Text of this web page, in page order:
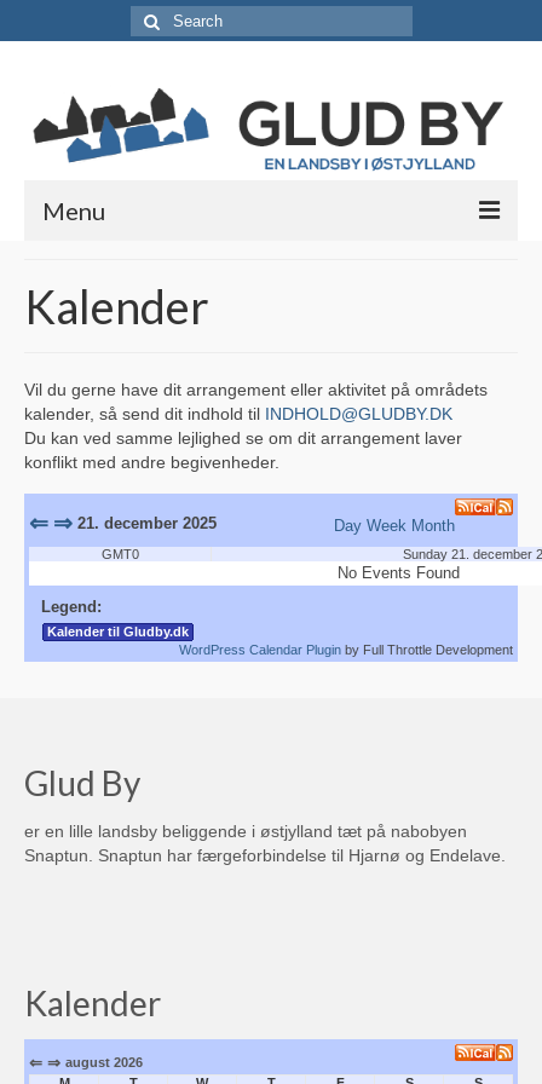
Search
for:
Menu
Borgerforeningen / Lokalråd
Erhvervsabonnement
Vedtægter
Skjolds Venner
Sportssammenslutningen Skjold
Glud Skjold Pensionistforening
Glud Aftenskole
Glud Revy & Dilettantforening (OPLØST)
Glud Bibliotekskreds (Opløst)
Glud Skytteforening
Glud-Skjold Jagtforening
Kalender
Vil du gerne have dit arrangement eller aktivitet på områdets
kalender, så send dit indhold til INDHOLD@GLUDBY.DK
Du kan ved samme lejlighed se om dit arrangement laver
konflikt med andre begivenheder.
⇐ ⇒ 21. december 2025 Day Week Month
GMT0 Sunday 21. december
No Events Found
Legend:
Kalender til Gludby.dk
WordPress Calendar Plugin by Full Throttle Development
Glud By
er en lille landsby beliggende i østjylland tæt på nabobyen
Snaptun. Snaptun har færgeforbindelse til Hjarnø og Endelave.
Kalender
⇐ ⇒ august 2026